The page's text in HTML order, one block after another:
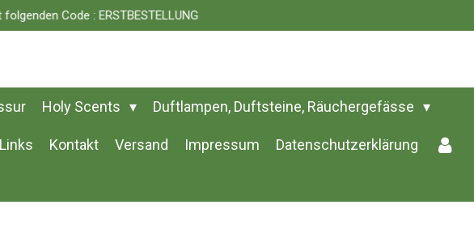
Code : ERSTBESTELLUNG
Holy Scents Duftlampen, Duftsteine, Räuchergefässe
Links Kontakt Versand Impressum Datenschutzerklärung